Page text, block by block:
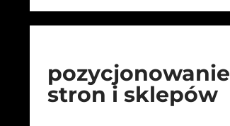
pozycjonowanie
stron i sklepów